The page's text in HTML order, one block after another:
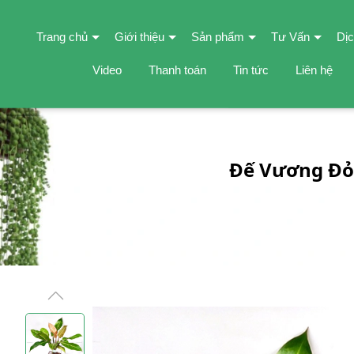
Trang chủ Giới thiệu Sản phẩm Tư Vấn
Video Thanh toán Tin tức Liên hệ
Đế Vương